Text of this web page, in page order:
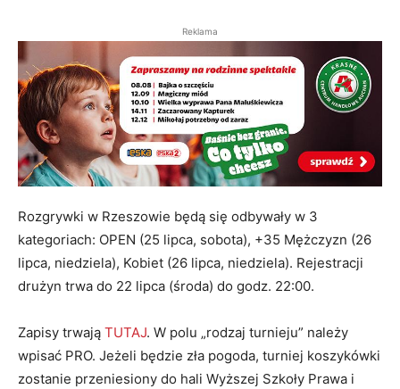
Reklama
Rozgrywki w Rzeszowie będą się odbywały w 3
kategoriach: OPEN (25 lipca, sobota), +35 Mężczyzn (26
lipca, niedziela), Kobiet (26 lipca, niedziela). Rejestracji
drużyn trwa do 22 lipca (środa) do godz. 22:00.
Zapisy trwają TUTAJ. W polu „rodzaj turnieju” należy
wpisać PRO. Jeżeli będzie zła pogoda, turniej koszykówki
zostanie przeniesiony do hali Wyższej Szkoły Prawa i